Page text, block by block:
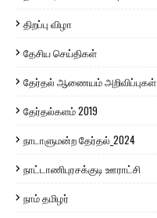
திறப்பு விழா
தேசிய செய்திகள்
தேர்தல் ஆணையம் அறிவிப்புகள்
தேர்தல்களம் 2019
நாடாளுமன்ற தேர்தல்_2024
நாட்டாணிபுரசக்குடி ஊராட்சி
நாம் தமிழர்